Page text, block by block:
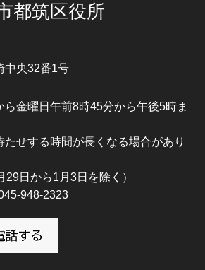
都筑区役所
中央32番1号
ら金曜日午前8時45分から午後5時ま
せする時間が長くなる場合があり
29日から1月3日を除く）
948-2323